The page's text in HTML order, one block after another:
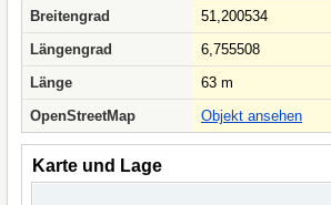
Breitengrad
51,200534
Längengrad
6,755508
Länge
63 m
OpenStreetMap
Objekt ansehen
Karte und Lage